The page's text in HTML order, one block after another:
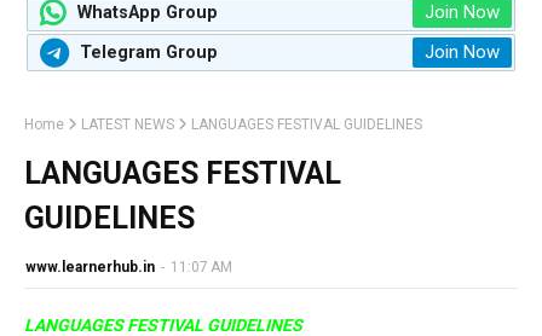
WhatsApp Group Join Now
Telegram Group Join Now
Home LATEST NEWS LANGUAGES FESTIVAL GUIDELINES
LANGUAGES FESTIVAL
GUIDELINES
www.learnerhub.in - 11:07 AM
LANGUAGES FESTIVAL GUIDELINES